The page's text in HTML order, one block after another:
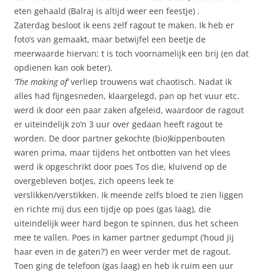
eten gehaald (Balraj is altijd weer een feestje) .
Zaterdag besloot ik eens zelf ragout te maken. Ik heb er
foto’s van gemaakt, maar betwijfel een beetje de
meerwaarde hiervan; t is toch voornamelijk een brij (en dat
opdienen kan ook beter).
‘The making of’verliep trouwens wat chaotisch. Nadat ik
alles had fijngesneden, klaargelegd, pan op het vuur etc.
werd ik door een paar zaken afgeleid, waardoor de ragout
er uiteindelijk zo’n 3 uur over gedaan heeft ragout te
worden. De door partner gekochte (bio)kippenbouten
waren prima, maar tijdens het ontbotten van het vlees
werd ik opgeschrikt door poes Tos die, kluivend op de
overgebleven botjes, zich opeens leek te
verslikken/verstikken. Ik meende zelfs bloed te zien liggen
en richte mij dus een tijdje op poes (gas laag), die
uiteindelijk weer hard begon te spinnen, dus het scheen
mee te vallen. Poes in kamer partner gedumpt (‘houd jij
haar even in de gaten?’) en weer verder met de ragout.
Toen ging de telefoon (gas laag) en heb ik ruim een uur